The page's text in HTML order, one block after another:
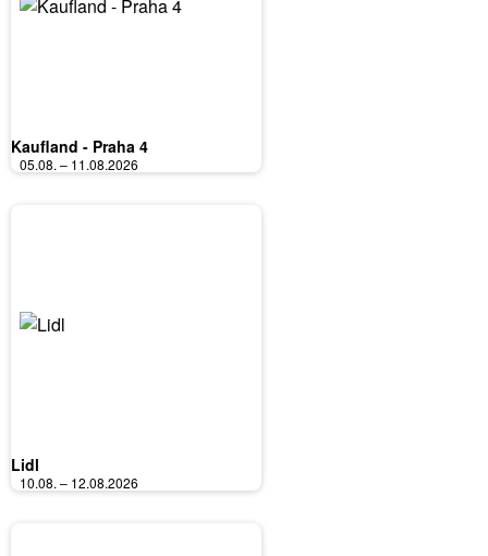
Kaufland - Praha 4
05.08. – 11.08.2026
Lidl
10.08. – 12.08.2026